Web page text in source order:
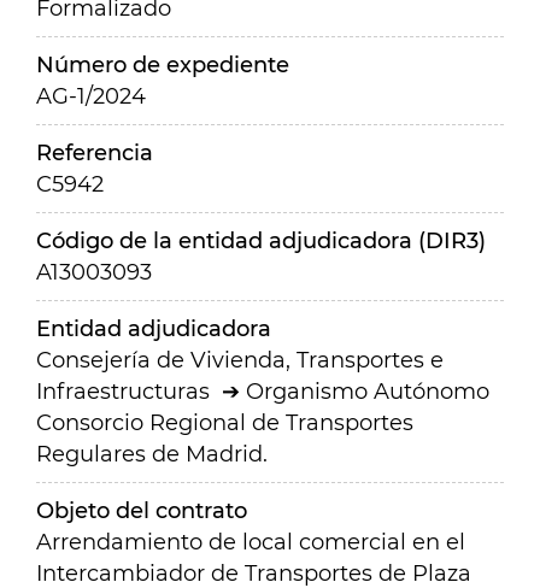
Formalizado
Número de expediente
AG-1/2024
Referencia
C5942
Código de la entidad adjudicadora (DIR3)
A13003093
Entidad adjudicadora
Consejería de Vivienda, Transportes e
Infraestructuras
Organismo Autónomo
Consorcio Regional de Transportes
Regulares de Madrid.
Objeto del contrato
Arrendamiento de local comercial en el
Intercambiador de Transportes de Plaza